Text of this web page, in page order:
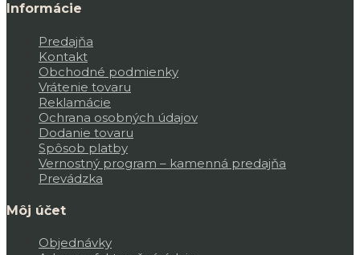
Informácie
Predajňa
Kontakt
Obchodné podmienky
Vrátenie tovaru
Reklamácie
Ochrana osobných údajov
Dodanie tovaru
Spôsob platby
Vernostný program – kamenná predajňa
Prevádzka
Môj účet
Objednávky